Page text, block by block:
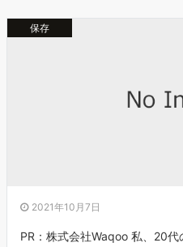
保存
2021年10月7日
PR：株式会社Waqoo 私、20